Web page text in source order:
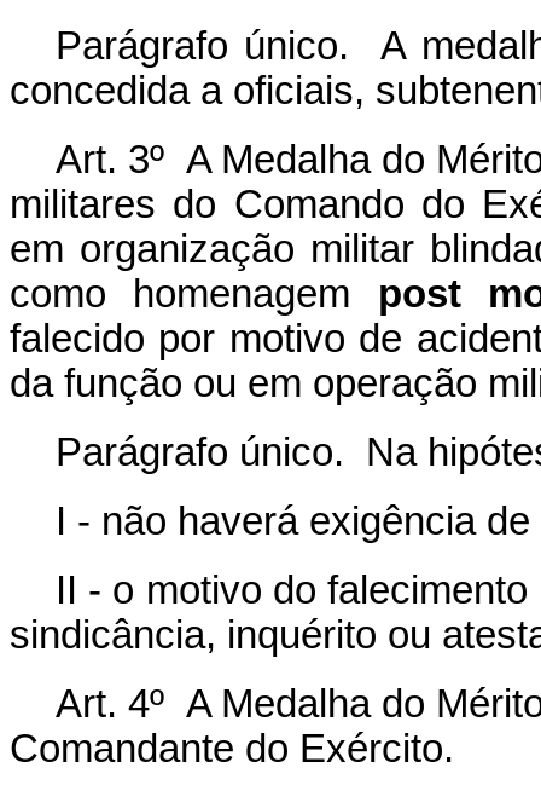
Parágrafo único. A
concedida a oficiais,
Art. 3º A Medalha do
militares do Comando do
em organização militar
como homenagem post
falecido por motivo de
da função ou em operação
Parágrafo único. Na
I - não haverá exigência
II - o motivo do
sindicância, inquérito ou
Art. 4º A Medalha do
Comandante do Exército.